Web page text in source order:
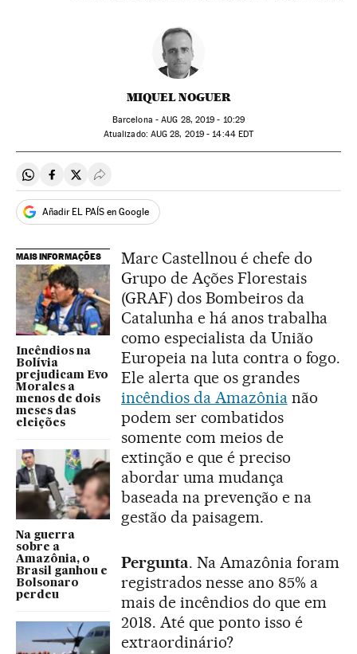
MIQUEL NOGUER
Barcelona -AUG 28, 2019 - 10:29
atualizado: AUG 28, 2019 - 14:44EDT
Compartir en Whatsapp
Compartir en Facebook
Compartir en Twitter
Desplegar Redes Sociales
Añadir EL PAÍS en Google
MAIS INFORMAÇÕES
Incêndios na
Bolívia
prejudicam Evo
Morales a
menos de dois
meses das
eleições
Na guerra
sobre a
Amazônia, o
Brasil ganhou e
Bolsonaro
perdeu
Marc Castellnou é chefe do
Grupo de Ações Florestais
(GRAF) dos Bombeiros da
Catalunha e há anos trabalha
como especialista da União
Europeia na luta contra o fogo.
Ele alerta que os grandes
incêndios da Amazônianão
podem ser combatidos
somente com meios de
extinção e que é preciso
abordar uma mudança
baseada na prevenção e na
gestão da paisagem.
Pergunta. Na Amazônia foram
registrados nesse ano 85% a
mais de incêndios do que em
2018. Até que ponto isso é
extraordinário?